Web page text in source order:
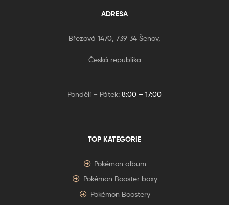
ADRESA
Březová 1470, 739 34 Šenov,
Česká republika
Pondělí – Pátek: 8:00 – 17:00
TOP KATEGORIE
Pokémon album
Pokémon Booster boxy
Pokémon Boostery